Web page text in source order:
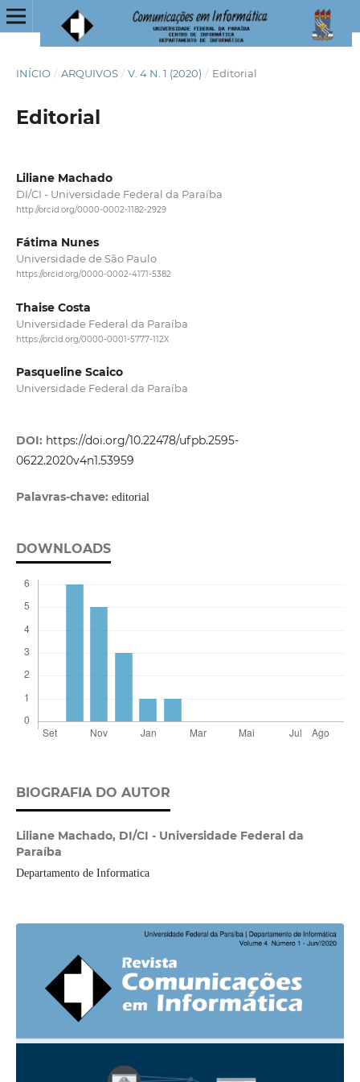
INÍCIO / ARQUIVOS / V. 4 N. 1 (2020) / Editorial
Editorial
Liliane Machado
DI/CI - Universidade Federal da Paraíba
http://orcid.org/0000-0002-1182-2929
Fátima Nunes
Universidade de São Paulo
https://orcid.org/0000-0002-4171-5382
Thaise Costa
Universidade Federal da Paraíba
https://orcid.org/0000-0001-5777-112X
Pasqueline Scaico
Universidade Federal da Paraíba
DOI: https://doi.org/10.22478/ufpb.2595-
0622.2020v4n1.53959
Palavras-chave: editorial
DOWNLOADS
BIOGRAFIA DO AUTOR
Liliane Machado, DI/CI - Universidade Federal da
Paraíba
Departamento de Informatica